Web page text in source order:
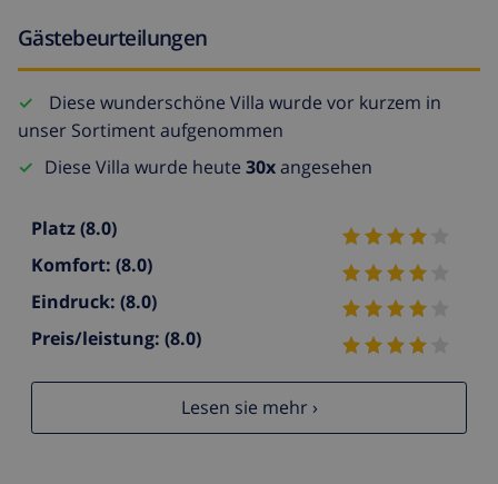
Gästebeurteilungen
Diese wunderschöne Villa wurde vor kurzem in
unser Sortiment aufgenommen
Diese Villa wurde heute 30xangesehen
Platz(8.0)
Komfort: (8.0)
Eindruck: (8.0)
Preis/leistung: (8.0)
Lesen sie mehr ›